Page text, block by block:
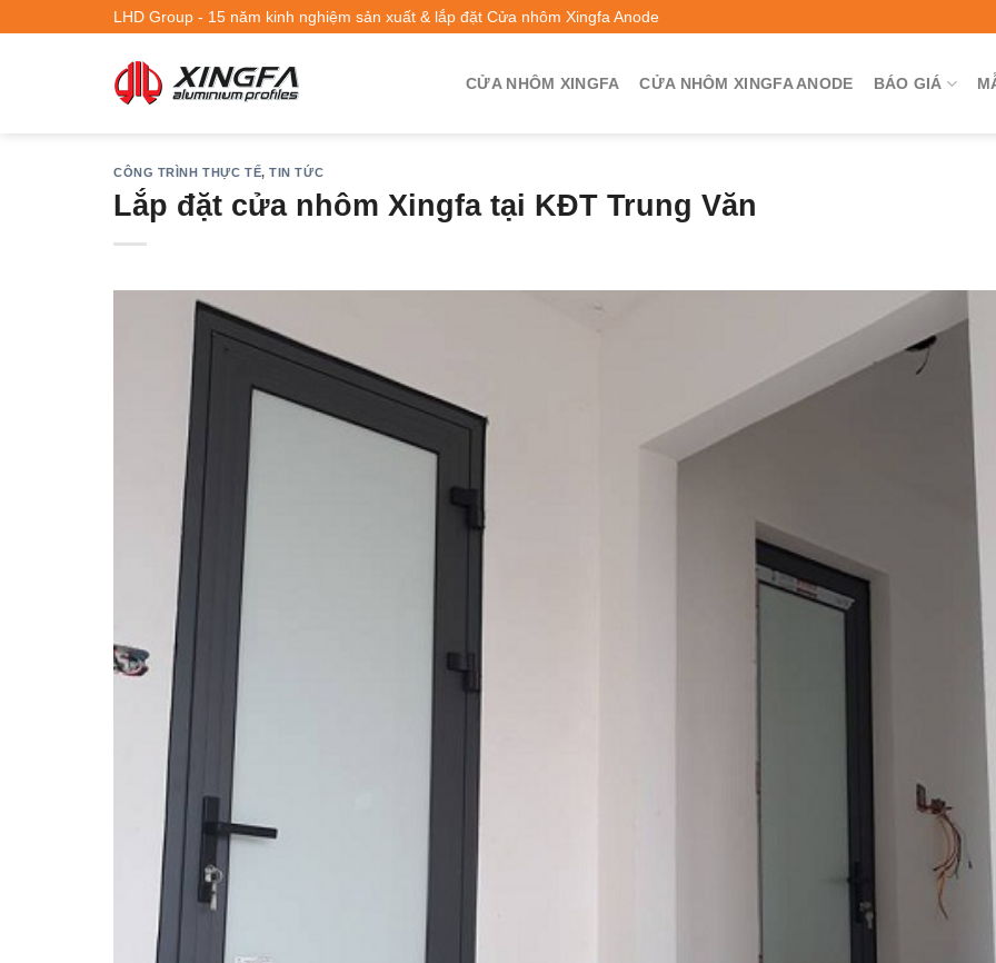
LHD Group - 15 năm kinh nghiệm sản xuất & lắp đặt Cửa nhôm Xingfa Anode
CỬA NHÔM XINGFA CỬA NHÔM XINGFA ANODE BÁO GIÁ
CÔNG TRÌNH THỰC TẾ,TIN TỨC
Lắp đặt cửa nhôm Xingfa tại KĐT Trung Văn